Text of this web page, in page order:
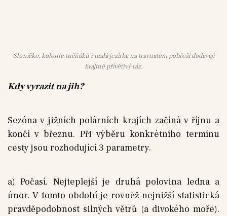
Sluníčko, kolonie tučňáků i malá jezírka na travnatém pobřeží dodávají
krajině přívětivý ráz.
Kdy vyrazit na jih?
Sezóna v jižních polárních krajích začíná v říjnu a
končí v březnu. Při výběru konkrétního termínu
cesty jsou rozhodující 3 parametry.
a) Počasí. Nejteplejší je druhá polovina ledna a
únor. V tomto období je rovněž nejnižší statistická
pravděpodobnost silných větrů (a divokého moře).